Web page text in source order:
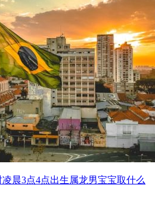
凌晨3点4点出生属龙男宝宝取什么